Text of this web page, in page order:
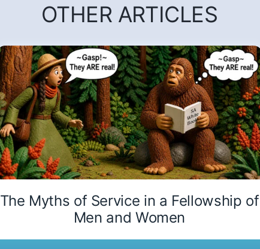
OTHER ARTICLES
The Myths of Service in a Fellowship of
Men and Women